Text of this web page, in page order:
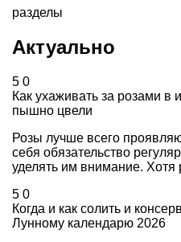
разделы
Актуально
5 0
Как ухаживать за розами в
пышно цвели
Розы лучше всего
себя обязательство
уделять им внимание. Хотя
5 0
Когда и как солить и
Лунному календарю 2026